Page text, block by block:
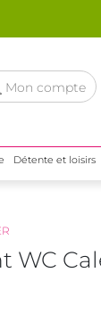
Mon compte
Détente et loisirs
WC